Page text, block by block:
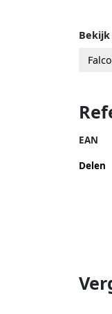
EAN
Delen